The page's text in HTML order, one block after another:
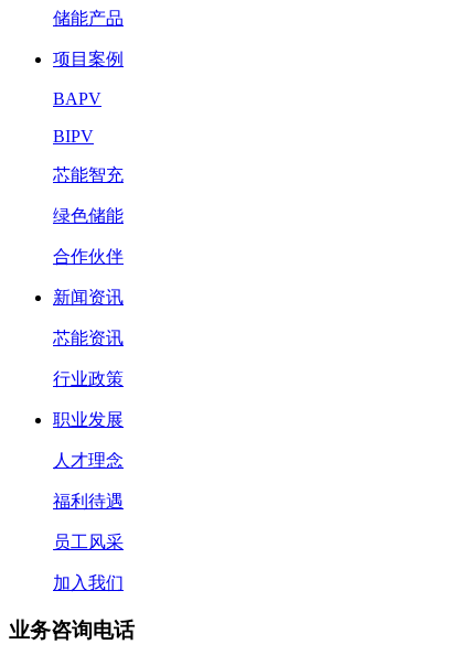
储能产品
项目案例
BAPV
BIPV
芯能智充
绿色储能
合作伙伴
新闻资讯
芯能资讯
行业政策
职业发展
人才理念
福利待遇
员工风采
加入我们
业务咨询电话